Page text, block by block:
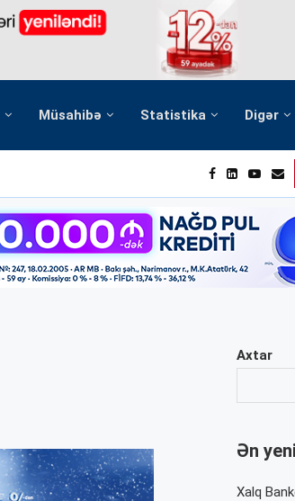
Müsahibə Statistika Digər
Axtar
Ən
Xalq